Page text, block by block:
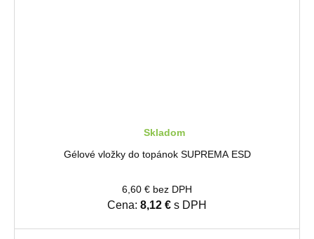
Skladom
Gélové vložky do topánok SUPREMA ESD
6,60 € bez DPH
Cena: 8,12 € s DPH